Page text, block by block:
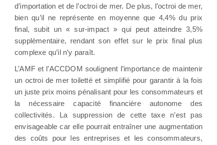
d’importation et de l’octroi de mer. De plus, l’octroi de mer,
bien qu’il ne représente en moyenne que 4,4% du prix
final, subit un « sur-impact » qui peut atteindre 3,5%
supplémentaire, rendant son effet sur le prix final plus
complexe qu’il n’y paraît.
L’AMF et l’ACCDOM soulignent l’importance de maintenir
un octroi de mer toiletté et simplifié pour garantir à la fois
un juste prix moins pénalisant pour les consommateurs et
la nécessaire capacité financière autonome des
collectivités. La suppression de cette taxe n’est pas
envisageable car elle pourrait entraîner une augmentation
des coûts pour les entreprises et les consommateurs,